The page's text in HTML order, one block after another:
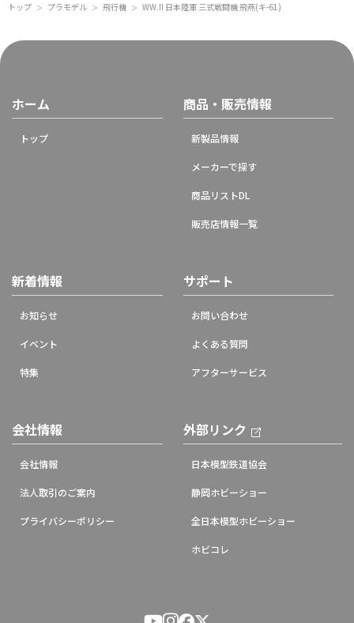
トップ ＞ プラモデル ＞ 飛行機 ＞ WW.II 日本陸軍 三式戦闘機 飛燕(キ-61)
ホーム
トップ
商品・販売情報
新製品情報
メーカーで探す
商品リストDL
販売店情報一覧
新着情報
お知らせ
イベント
特集
サポート
お問い合わせ
よくある質問
アフターサービス
会社情報
会社情報
法人取引のご案内
プライバシーポリシー
外部リンク
日本模型鉄道協会
静岡ホビーショー
全日本模型ホビーショー
ホビコレ